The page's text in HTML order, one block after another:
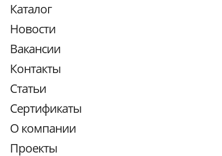
Каталог
Новости
Вакансии
Контакты
Статьи
Сертификаты
О компании
Проекты